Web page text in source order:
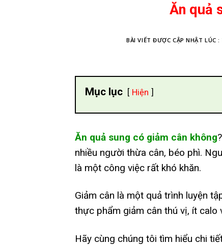
Ăn quả
BÀI VIẾT ĐƯỢC CẬP NHẬT LÚC :
Mục lục Hiện
Ăn quả sung có giảm cân không
nhiều người thừa cân, béo phì.
là một công việc rất khó khăn.
Giảm cân là một quả trình luyện
thực phẩm giảm cân thú vị, ít calo
Hãy cùng chúng tôi tìm hiểu chi